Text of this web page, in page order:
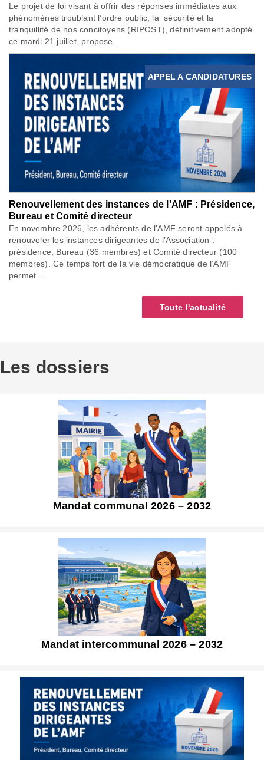
Le projet de loi visant à offrir des réponses immédiates aux
phénomènes troublant l’ordre public, la sécurité et la
tranquillité de nos concitoyens (RIPOST), définitivement adopté
ce mardi 21 juillet, propose ...
APPEL A CANDIDATURES
Renouvellement des instances de l'AMF : Présidence,
Bureau et Comité directeur
En novembre 2026, les adhérents de l'AMF seront appelés à
renouveler les instances dirigeantes de l’Association :
présidence, Bureau (36 membres) et Comité directeur (100
membres). Ce temps fort de la vie démocratique de l’AMF
permet...
Toute l'actualité
Les dossiers
Mandat communal 2026 – 2032
Mandat intercommunal 2026 – 2032